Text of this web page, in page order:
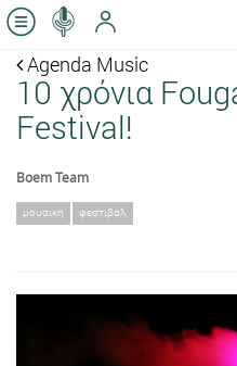
Agenda Music
10 χρόνια
Festival!
Boem Team
μουσική φεστιβάλ